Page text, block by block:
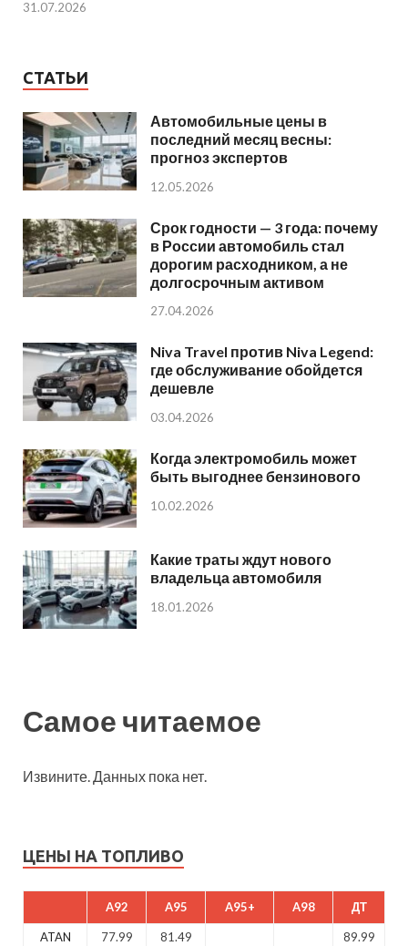
31.07.2026
СТАТЬИ
Автомобильные цены в
последний месяц весны:
прогноз экспертов
12.05.2026
Срок годности — 3 года: почему
в России автомобиль стал
дорогим расходником, а не
долгосрочным активом
27.04.2026
Niva Travel против Niva Legend:
где обслуживание обойдется
дешевле
03.04.2026
Когда электромобиль может
быть выгоднее бензинового
10.02.2026
Какие траты ждут нового
владельца автомобиля
18.01.2026
Самое читаемое
Извините. Данных пока нет.
ЦЕНЫ НА ТОПЛИВО
A92 A95 A95+ A98 ДТ
ATAN 77.99 81.49
89.99